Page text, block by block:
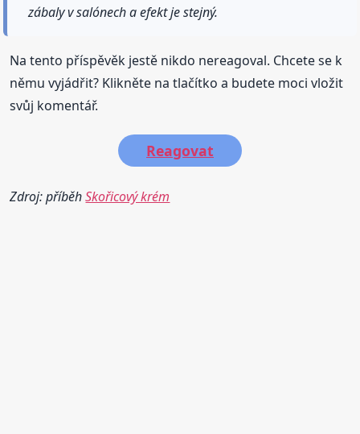
zábaly v salónech a efekt je stejný.
Na tento příspěvěk jestě nikdo nereagoval. Chcete se k
němu vyjádřit? Klikněte na tlačítko a budete moci vložit
svůj komentář.
Reagovat
Zdroj: příběhSkořicový krém